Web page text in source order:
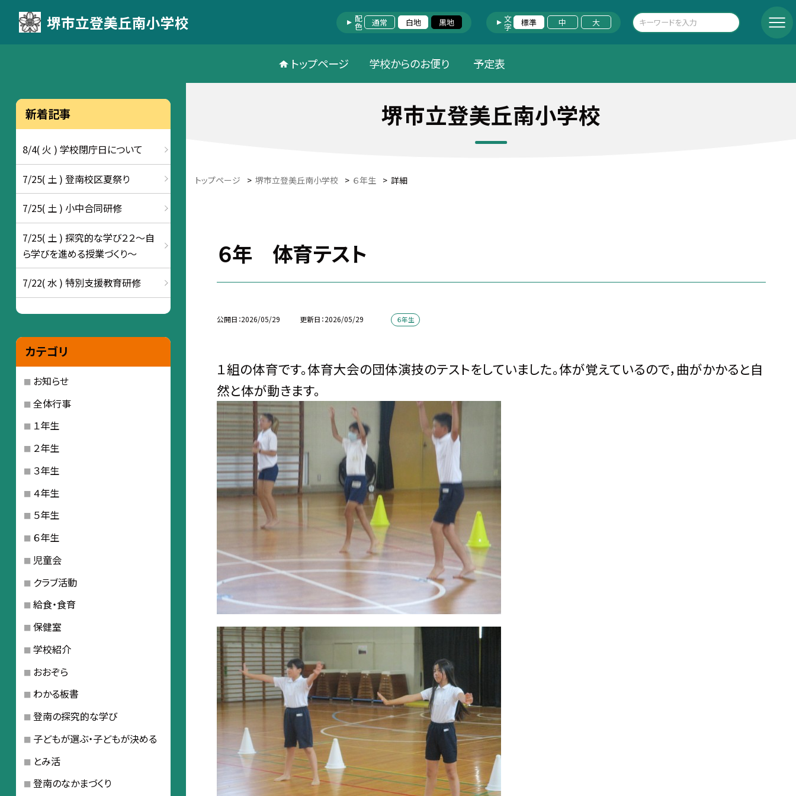
堺市立登美丘南小学校 配色 通常 白地 黒地 文字 標準 中 大
トップページ 学校からのお便り 予定表
堺市立登美丘南小学校
トップページ > 堺市立登美丘南小学校 > ６年生 > 詳細
６年 体育テスト
公開日 2026/05/29 更新日 2026/05/29 ６年生
１組の体育です。体育大会の団体演技のテストをしていました。体が覚えているので，曲がかかると自
然と体が動きます。
新着記事
8/4( 火 ) 学校閉庁日について
7/25( 土 ) 登南校区夏祭り
7/25( 土 ) 小中合同研修
7/25( 土 ) 探究的な学び２２～自
ら学びを進める授業づくり～
7/22( 水 ) 特別支援教育研修
カテゴリ
お知らせ
全体行事
１年生
２年生
３年生
４年生
５年生
６年生
児童会
クラブ活動
給食・食育
保健室
学校紹介
おおぞら
わかる板書
登南の探究的な学び
子どもが選ぶ・子どもが決める
とみ活
登南のなかまづくり